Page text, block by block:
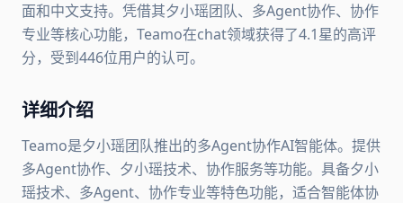
面和中文支持。凭借其夕小瑶团队、多Agent协作、协作
专业等核心功能，Teamo在chat领域获得了4.1星的高评
分，受到446位用户的认可。
详细介绍
Teamo是夕小瑶团队推出的多Agent协作AI智能体。提供
多Agent协作、夕小瑶技术、协作服务等功能。具备夕小
瑶技术、多Agent、协作专业等特色功能，适合智能体协